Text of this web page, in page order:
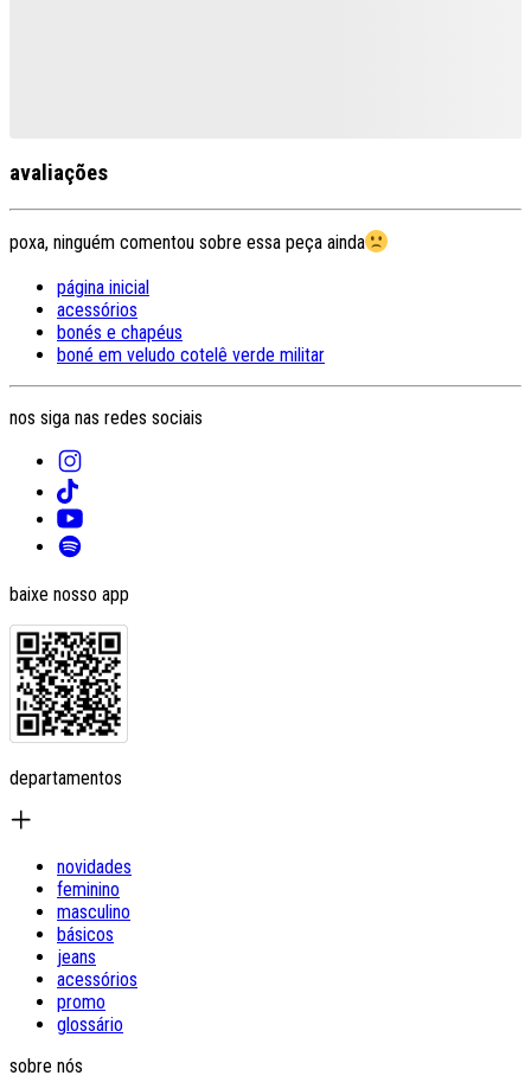
avaliações
poxa, ninguém comentou sobre essa peça ainda
página inicial
acessórios
bonés e chapéus
boné em veludo cotelê verde militar
nos siga nas redes sociais
baixe nosso app
departamentos
novidades
feminino
masculino
básicos
jeans
acessórios
promo
glossário
sobre nós